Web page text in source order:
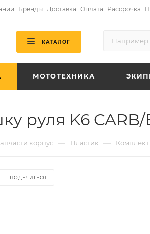
Бренды Доставка Оплата Рассрочка
КАТАЛОГ
МОТОТЕХНИКА
руля K6 CARB/
корпус — Пластик —
ПОДЕЛИТЬСЯ